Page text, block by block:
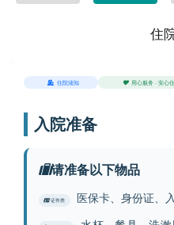
住
住院须知 用心服务 · 安
入院准备
请准备以下物品
证件类 医保卡、身份证、